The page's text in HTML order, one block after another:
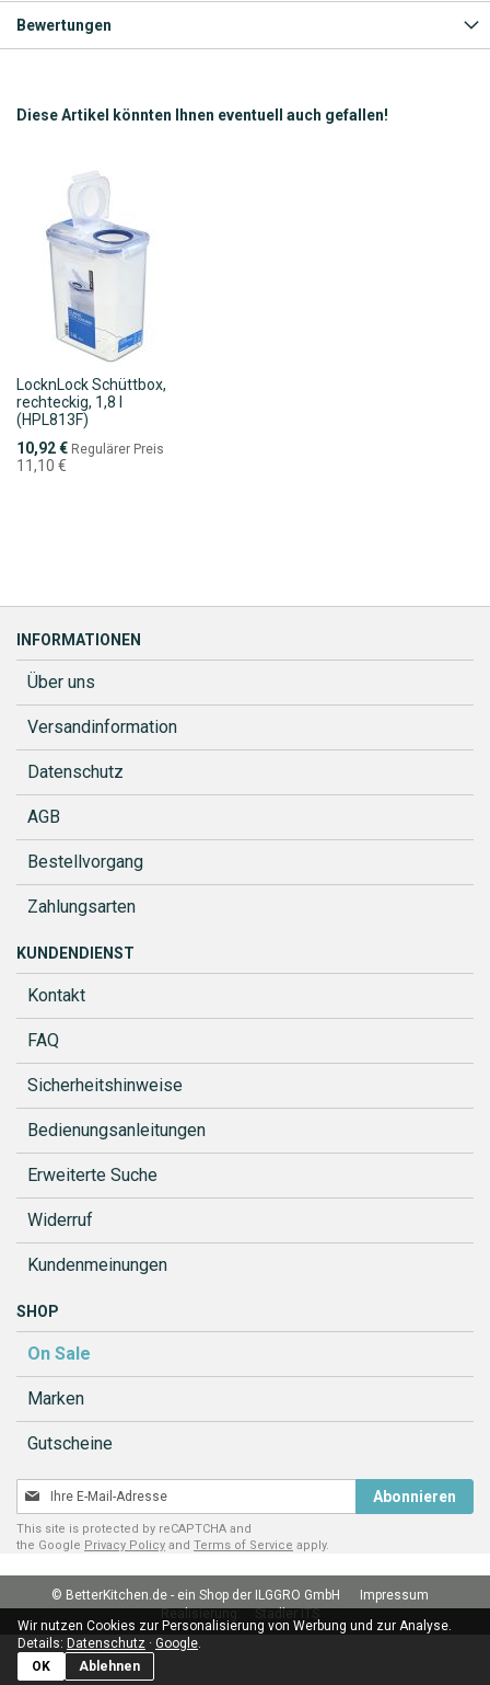
Bewertungen
Diese Artikel könnten Ihnen eventuell auch gefallen!
LocknLock Schüttbox,
rechteckig, 1,8 l
(HPL813F)
Sonderpreis
10,92 € Regulärer Preis
11,10 €
INFORMATIONEN
Über uns
Versandinformation
Datenschutz
AGB
Bestellvorgang
Zahlungsarten
KUNDENDIENST
Kontakt
FAQ
Sicherheitshinweise
Bedienungsanleitungen
Erweiterte Suche
Widerruf
Kundenmeinungen
SHOP
On Sale
Marken
Gutscheine
Melden
Sie
sich
für
unseren
Newsletter
an:
Abonnieren
This site is protected by reCAPTCHA and
the Google Privacy Policy and Terms of Service apply.
Wir nutzen Cookies zur Personalisierung von Werbung und zur Analyse.
Details: Datenschutz · Google.
OK
Ablehnen
© BetterKitchen.de - ein Shop der ILGGRO GmbH
Impressum